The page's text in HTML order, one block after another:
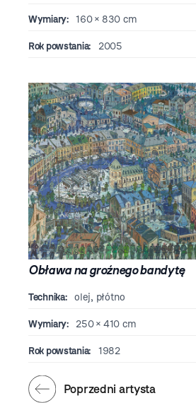
Wymiary: 160 × 830 cm
Rok powstania: 2005
Obława na groźnego bandytę
Technika: olej, płótno
Wymiary: 250 × 410 cm
Rok powstania: 1982
Poprzedni artysta